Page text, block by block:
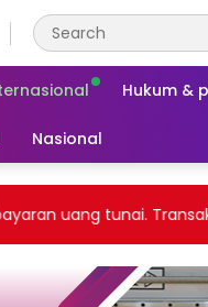
Hukum &
Nasional
uang tunai.